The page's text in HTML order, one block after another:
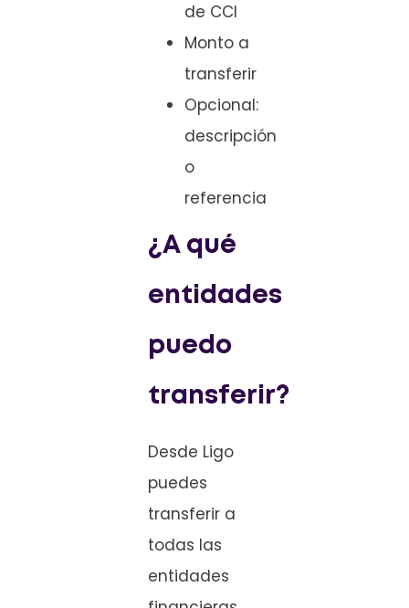
de CCI
Monto a
transferir
Opcional:
descripción
o
referencia
¿A qué
entidades
puedo
transferir?
Desde Ligo
puedes
transferir a
todas las
entidades